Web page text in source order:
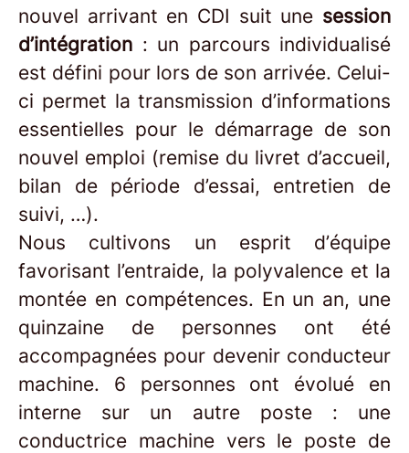
nouvel arrivant en CDI suit une session
d’intégration : un parcours individualisé
est défini pour lors de son arrivée. Celui-
ci permet la transmission d’informations
essentielles pour le démarrage de son
nouvel emploi (remise du livret d’accueil,
bilan de période d’essai, entretien de
suivi, …).
Nous cultivons un esprit d’équipe
favorisant l’entraide, la polyvalence et la
montée en compétences. En un an, une
quinzaine de personnes ont été
accompagnées pour devenir conducteur
machine. 6 personnes ont évolué en
interne sur un autre poste : une
conductrice machine vers le poste de